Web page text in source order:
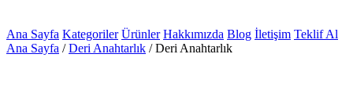
Ana Sayfa Kategoriler Ürünler Hakkımızda Blog İletişim Teklif Al
Ana Sayfa / Deri Anahtarlık / Deri Anahtarlık